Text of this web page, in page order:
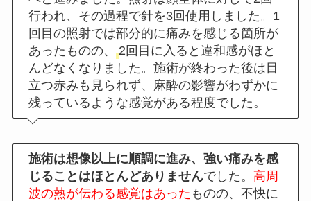
行われ、その過程で針を3回使用しました。 1
回目の照射では部分的に痛みを感じる箇所が
あったものの、 2回目に入ると違和感がほと
んどなくなりました。施術が終わった後は目
立つ赤みも見られず、麻酔の影響がわずかに
残っているような感覚がある程度でした。
施術は想像以上に順調に進み、強い痛みを感
じることはほとんどありませんでした。高周
波の熱が伝わる感覚はあった ものの、不快に